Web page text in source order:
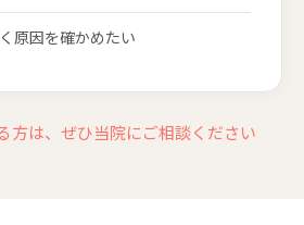
原因を確かめたい
方は、ぜひ当院にご相談ください